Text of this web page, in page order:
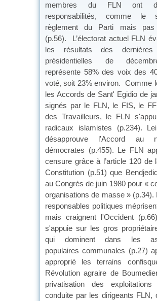
membres du FLN ont
responsabilités, comme le
règlement du Parti mais pas
(p.56). L’électorat actuel FLN
les résultats des dernières
présidentielles de
représente 58% des voix des
voté, soit 23% environ. Comme
les Accords de Sant' Egidio de
signés par le FLN, le FIS, le
des Travailleurs, le FLN
radicaux islamistes (p.234).
désapprouve l'Accord au
démocrates (p.455). Le FLN
censure grâce à l’article 120 de
Constitution (p.51) que
au Congrès de juin 1980 pour «
organisations de masse » (p.34).
responsables politiques
mais craignent l'Occident
s'appuie sur les gros
qui dominent dans les
populaires communales (p.27)
approprié les terrains
Révolution agraire de
privatisation des exploitations
conduite par les dirigeants FLN,